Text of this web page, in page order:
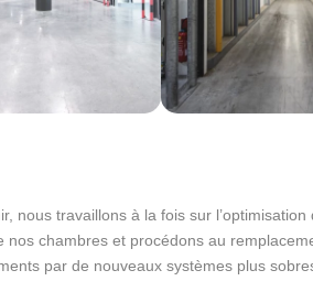
nous travaillons à la fois sur l’optimisation
nos chambres et procédons au
par de nouveaux systèmes plus